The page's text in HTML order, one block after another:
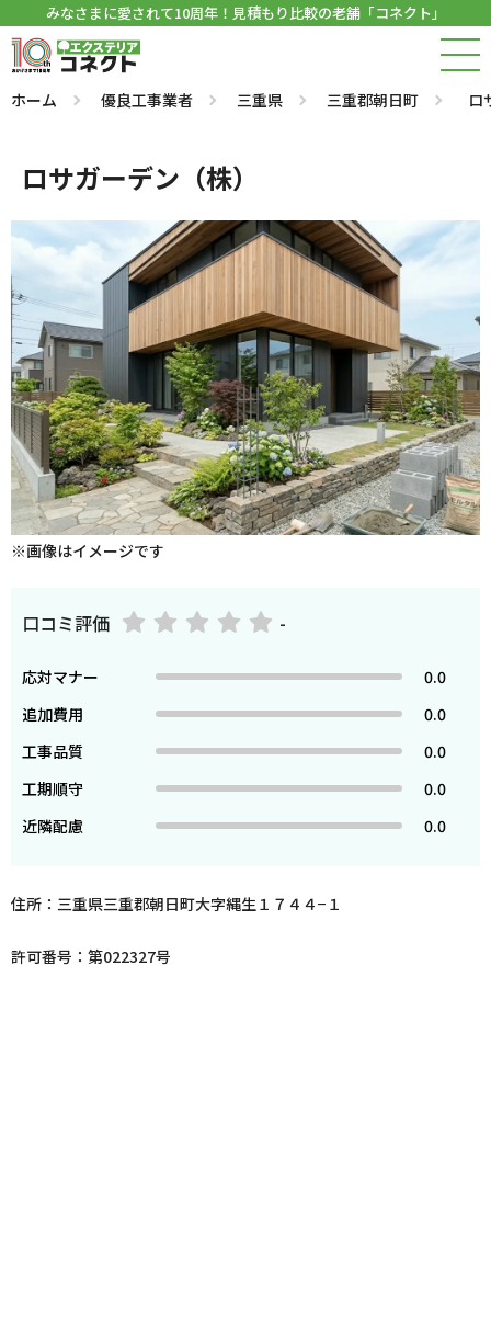
みなさまに愛されて10周年！見積もり比較の老舗「コネクト」
ホーム 優良工事業者 三重県 三重郡朝日町 ロ
ロサガーデン（株）
※画像はイメージです
口コミ評価 -
応対マナー
0.0
追加費用
0.0
工事品質
0.0
工期順守
0.0
近隣配慮
0.0
住所：三重県三重郡朝日町大字縄生１７４４−１
許可番号：第022327号